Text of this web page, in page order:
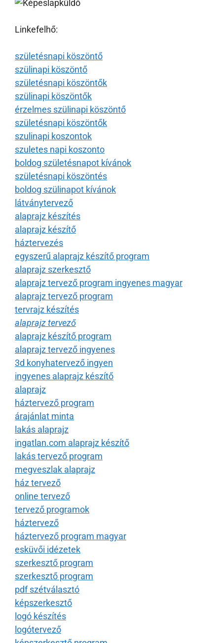
Linkefelhő:
születésnapi köszöntő
szülinapi köszöntő
születésnapi köszöntők
szülinapi köszöntők
érzelmes szülinapi köszöntő
születésnapi köszöntők
szulinapi koszontok
szuletes napi koszonto
boldog születésnapot kívánok
születésnapi köszöntés
boldog szülinapot kívánok
látványtervező
alaprajz készítés
alaprajz készítő
háztervezés
egyszerű alaprajz készítő program
alaprajz szerkesztő
alaprajz tervező program ingyenes magyar
alaprajz tervező program
tervrajz készítés
alaprajz tervező
alaprajz készítő program
alaprajz tervező ingyenes
3d konyhatervező ingyen
ingyenes alaprajz készítő
alaprajz
háztervező program
árajánlat minta
lakás alaprajz
ingatlan.com alaprajz készítő
lakás tervező program
megveszlak alaprajz
ház tervező
online tervező
tervező programok
háztervező
háztervező program magyar
esküvői idézetek
szerkesztő program
szerkesztő program
pdf szétválasztó
képszerkesztő
logó készítés
logótervező